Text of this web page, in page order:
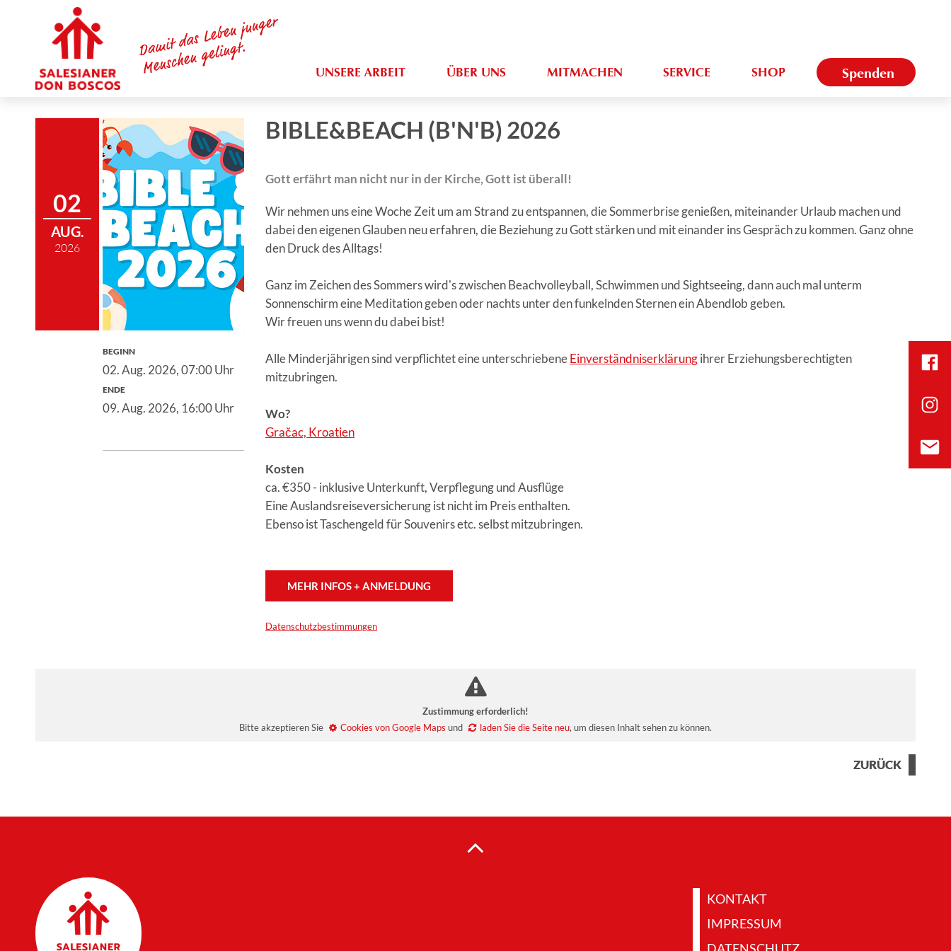
UNSERE ARBEIT ÜBER UNS MITMACHEN SERVICE SHOP Spenden
02
AUG.
2026
BEGINN
02. Aug. 2026, 07:00 Uhr
ENDE
09. Aug. 2026, 16:00 Uhr
BIBLE&BEACH (B'N'B) 2026
Gott erfährt man nicht nur in der Kirche, Gott ist überall!
Wir nehmen uns eine Woche Zeit um am Strand zu entspannen, die Sommerbrise genießen, miteinander Urlaub machen und
dabei den eigenen Glauben neu erfahren, die Beziehung zu Gott stärken und mit einander ins Gespräch zu kommen. Ganz ohne
den Druck des Alltags!
Ganz im Zeichen des Sommers wird's zwischen Beachvolleyball, Schwimmen und Sightseeing, dann auch mal unterm
Sonnenschirm eine Meditation geben oder nachts unter den funkelnden Sternen ein Abendlob geben.
Wir freuen uns wenn du dabei bist!
Alle Minderjährigen sind verpflichtet eine unterschriebene Einverständniserklärung ihrer Erziehungsberechtigten
mitzubringen.
Wo?
Gračac, Kroatien
Kosten
ca. €350 - inklusive Unterkunft, Verpflegung und Ausflüge
Eine Auslandsreiseversicherung ist nicht im Preis enthalten.
Ebenso ist Taschengeld für Souvenirs etc. selbst mitzubringen.
MEHR INFOS + ANMELDUNG
Datenschutzbestimmungen
Zustimmung erforderlich!
Bitte akzeptieren Sie
Cookies von Google Maps und laden Sie die Seite neu, um diesen Inhalt sehen zu können.
ZURÜCK
KONTAKT
IMPRESSUM